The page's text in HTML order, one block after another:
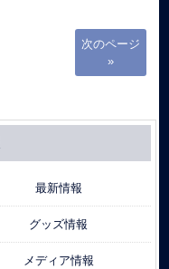
次のページ
»
最新情報
グッズ情報
メディア情報